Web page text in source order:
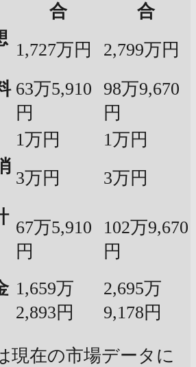
合
合
1,727万円
2,799万円
63万5,910
円
98万9,670
円
1万円
1万円
3万円
3万円
67万5,910
円
102万9,670
円
1,659万
2,893円
2,695万
9,178円
現在の市場データに